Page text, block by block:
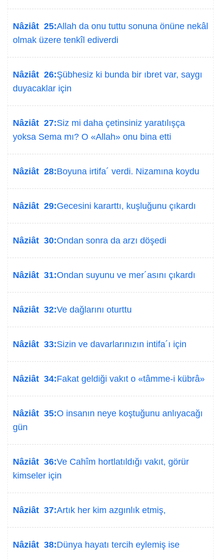
Nâziât 25:Allah da onu tuttu sonuna önüne nekâl
olmak üzere tenkîl ediverdi
Nâziât 26:Şübhesiz ki bunda bir ıbret var, saygı
duyacaklar için
Nâziât 27:Siz mi daha çetinsiniz yaratılışça
yoksa Sema mı? O «Allah» onu bina etti
Nâziât 28:Boyuna irtifa´ verdi. Nizamına koydu
Nâziât 29:Gecesini kararttı, kuşluğunu çıkardı
Nâziât 30:Ondan sonra da arzı döşedi
Nâziât 31:Ondan suyunu ve mer´asını çıkardı
Nâziât 32:Ve dağlarını oturttu
Nâziât 33:Sizin ve davarlarınızın intifa´ı için
Nâziât 34:Fakat geldiği vakıt o «tâmme-i kübrâ»
Nâziât 35:O insanın neye koştuğunu anlıyacağı
gün
Nâziât 36:Ve Cahîm hortlatıldığı vakıt, görür
kimseler için
Nâziât 37:Artık her kim azgınlık etmiş,
Nâziât 38:Dünya hayatı tercih eylemiş ise